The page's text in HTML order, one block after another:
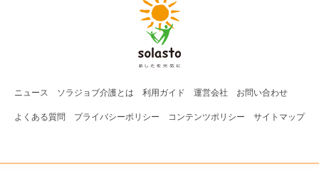
ニュース ソラジョブ介護とは 利用ガイド 運営会社 お問い合わせ
よくある質問 プライバシーポリシー コンテンツポリシー サイトマップ